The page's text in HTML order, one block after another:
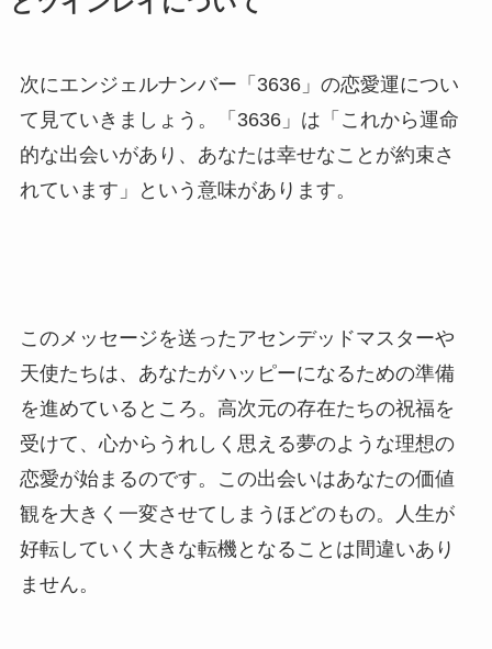
次にエンジェルナンバー「3636」の恋愛運につい
て見ていきましょう。「3636」は「これから運命
的な出会いがあり、あなたは幸せなことが約束さ
れています」という意味があります。
このメッセージを送ったアセンデッドマスターや
天使たちは、あなたがハッピーになるための準備
を進めているところ。高次元の存在たちの祝福を
受けて、心からうれしく思える夢のような理想の
恋愛が始まるのです。この出会いはあなたの価値
観を大きく一変させてしまうほどのもの。人生が
好転していく大きな転機となることは間違いあり
ません。